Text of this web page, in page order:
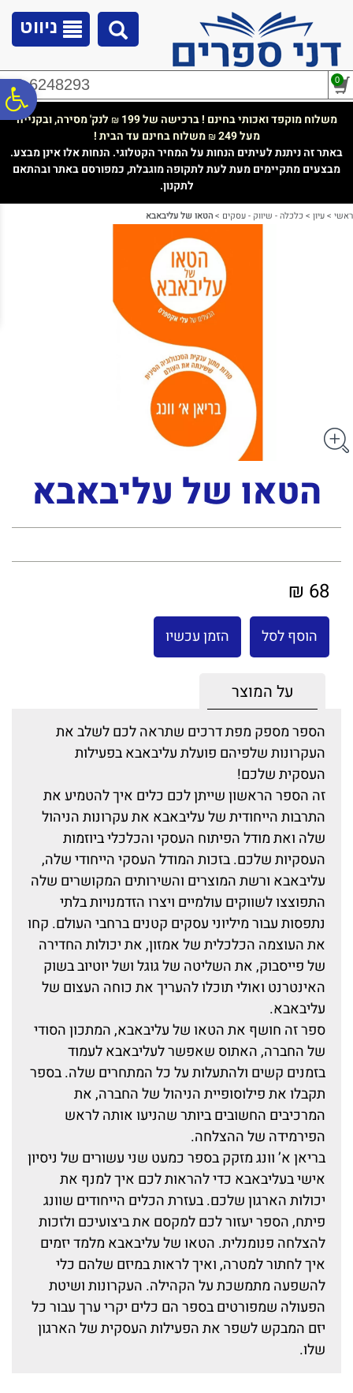
נגישות
ניווט
02-6248293 0
משלוח מוקפד ואכותי בחינם ! ברכישה של 199 ₪ לנק' מסירה, ובקנייה
מעל 249
₪משלוח בחינם עד הבית !
באתר זה ניתנת לעיתים הנחות על המחיר הקטלוגי. הנחות אלו אינן מבצע.
מבצעים מתקיימים מעת לעת לתקופה מוגבלת, כמפורסם באתר ובהתאם
לתקנון.
ראשי >עיון > כלכלה - שיווק - עסקים >הטאו של עליבאבא
הטאו של עליבאבא
68 ₪
הוסף לסל הזמן עכשיו
על המוצר
הספר מספק מפת דרכים שתראה לכם לשלב את
העקרונות שלפיהם פועלת עליבאבא בפעילות
העסקית שלכם!
זה הספר הראשון שייתן לכם כלים איך להטמיע את
התרבות הייחודית של עליבאבא את עקרונות הניהול
שלה ואת מודל הפיתוח העסקי והכלכלי ביוזמות
העסקיות שלכם. בזכות המודל העסקי הייחודי שלה,
עליבאבא ורשת המוצרים והשירותים המקושרים שלה
התפוצצו לשווקים עולמיים ויצרו הזדמנויות בלתי
נתפסות עבור מיליוני עסקים קטנים ברחבי העולם. קחו
את העוצמה הכלכלית של אמזון, את יכולות החדירה
של פייסבוק, את השליטה של גוגל ושל יוטיוב בשוק
האינטרנט ואולי תוכלו להעריך את כוחה העצום של
עליבאבא.
ספר זה חושף את הטאו של עליבאבא, המתכון הסודי
של החברה, האתוס שאפשר לעליבאבא לעמוד
בזמנים קשים ולהתעלות על כל המתחרים שלה. בספר
תקבלו את פילוסופיית הניהול של החברה, את
המרכיבים החשובים ביותר שהניעו אותה לראש
הפירמידה של ההצלחה.
בריאן א’ וונג מזקק בספר כמעט שני עשורים של ניסיון
אישי בעליבאבא כדי להראות לכם איך למנף את
יכולות הארגון שלכם. בעזרת הכלים הייחודים שוונג
פיתח, הספר יעזור לכם למקסם את ביצועיכם ולזכות
להצלחה פנומנלית. הטאו של עליבאבא מלמד יזמים
איך לחתור למטרה, ואיך לראות במיזם שלהם כלי
להשפעה מתמשכת על הקהילה. העקרונות ושיטת
הפעולה שמפורטים בספר הם כלים יקרי ערך עבור כל
יזם המבקש לשפר את הפעילות העסקית של הארגון
שלו.